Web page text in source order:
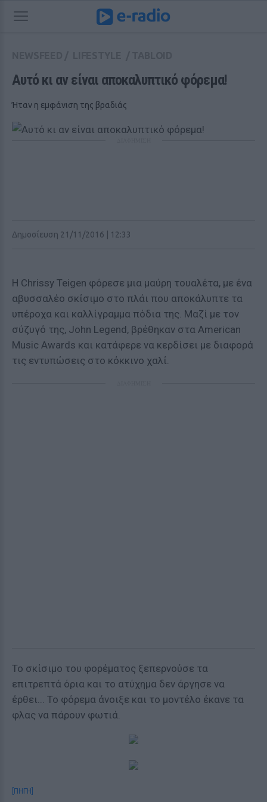
Αυτό κι αν είναι αποκαλυπτικό φόρεμα!
Ήταν η εμφάνιση της βραδιάς
Δημοσίευση 21/11/2016 | 12:33
Η Chrissy Teigen φόρεσε μια μαύρη τουαλέτα, με ένα
αβυσσαλέο σκίσιμο στο πλάι που αποκάλυπτε τα
υπέροχα και καλλίγραμμα πόδια της. Μαζί με τον
σύζυγό της, John Legend, βρέθηκαν στα American
Music Awards και κατάφερε να κερδίσει με διαφορά
τις εντυπώσεις στο κόκκινο χαλί.
Το σκίσιμο του φορέματος ξεπερνούσε τα
επιτρεπτά όρια και το ατύχημα δεν άργησε να
έρθει... Το φόρεμα άνοιξε και το μοντέλο έκανε τα
φλας να πάρουν φωτιά.
[ΠΗΓΗ]